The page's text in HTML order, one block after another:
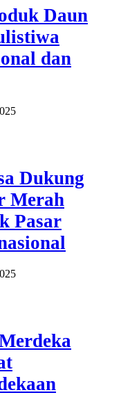
Daun
dan
Dukung
Merah
Pasar